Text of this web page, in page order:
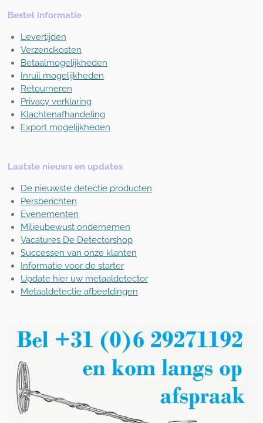
Bestel informatie
Levertijden
Verzendkosten
Betaalmogelijkheden
Inruil mogelijkheden
Retourneren
Privacy verklaring
Klachtenafhandeling
Export mogelijkheden
Laatste nieuws en updates
De nieuwste detectie producten
Persberichten
Evenementen
Milieubewust ondernemen
Vacatures De Detectorshop
Successen van onze klanten
Informatie voor de starter
Update hier uw metaaldetector
Metaaldetectie afbeeldingen